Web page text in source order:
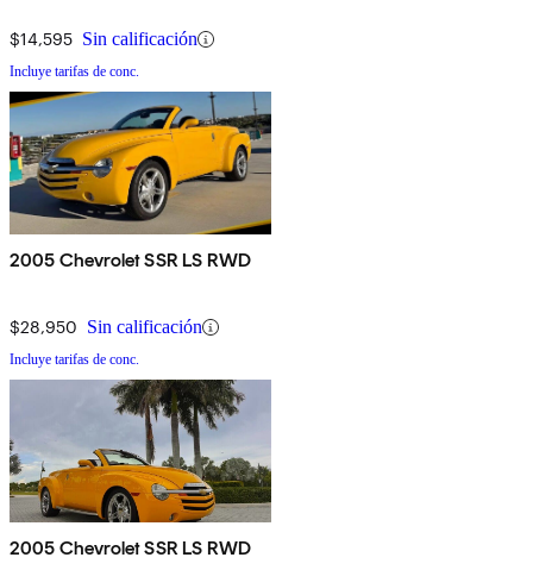
$14,595 Sin calificación
Incluye tarifas de conc.
2005 Chevrolet SSR LS RWD
$28,950 Sin calificación
Incluye tarifas de conc.
2005 Chevrolet SSR LS RWD